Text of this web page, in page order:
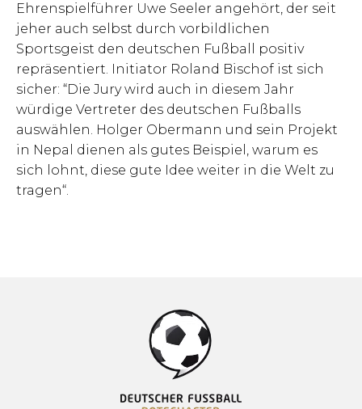
Ehrenspielführer Uwe Seeler angehört, der seit
jeher auch selbst durch vorbildlichen
Sportsgeist den deutschen Fußball positiv
repräsentiert. Initiator Roland Bischof ist sich
sicher: “Die Jury wird auch in diesem Jahr
würdige Vertreter des deutschen Fußballs
auswählen. Holger Obermann und sein Projekt
in Nepal dienen als gutes Beispiel, warum es
sich lohnt, diese gute Idee weiter in die Welt zu
tragen“.